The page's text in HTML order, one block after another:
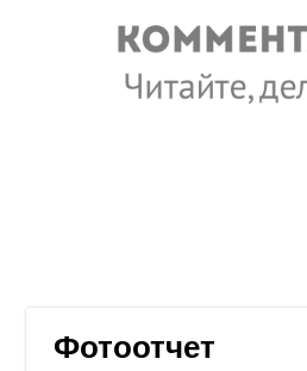
Фотоотчет